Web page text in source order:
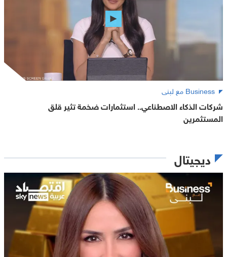
Business مع لبنى
شركات الذكاء الاصطناعي.. استثمارات ضخمة تثير قلق
المستثمرين
ديجيتال